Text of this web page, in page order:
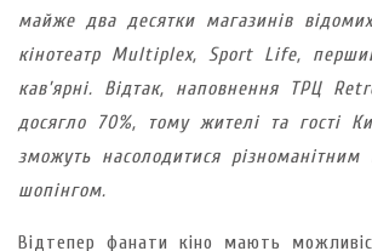
майже два десятки магазинів
кінотеатр Multiplex, Sport Life,
кав’ярні. Відтак, наповнення ТРЦ
досягло 70%, тому жителі та гості
зможуть насолодитися різноманітним
шопінгом.
Відтепер фанати кіно мають